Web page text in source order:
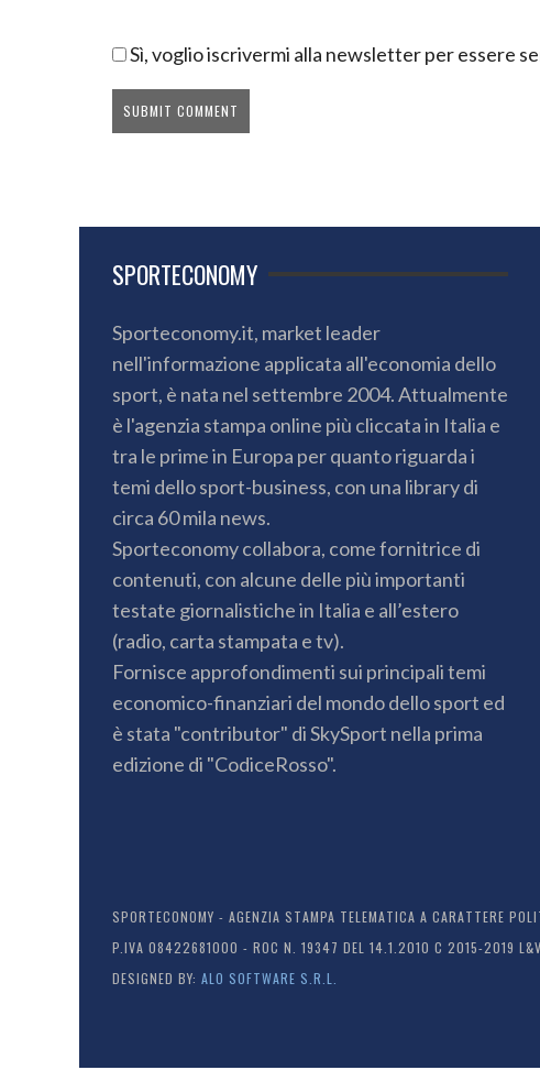
Sì, voglio iscrivermi alla newsletter per essere
SPORTECONOMY
Sporteconomy.it, market leader
nell'informazione applicata all'economia dello
sport, è nata nel settembre 2004. Attualmente
è l'agenzia stampa online più cliccata in Italia e
tra le prime in Europa per quanto riguarda i
temi dello sport-business, con una library di
circa 60 mila news.
Sporteconomy collabora, come fornitrice di
contenuti, con alcune delle più importanti
testate giornalistiche in Italia e all’estero
(radio, carta stampata e tv).
Fornisce approfondimenti sui principali temi
economico-finanziari del mondo dello sport ed
è stata "contributor" di SkySport nella prima
edizione di "CodiceRosso".
SPORTECONOMY - AGENZIA STAMPA TELEMATICA A CARATTERE
P.IVA 08422681000 - ROC N. 19347 DEL 14.1.2010 C 2015-2019 L&V
DESIGNED BY: ALO SOFTWARE S.R.L.